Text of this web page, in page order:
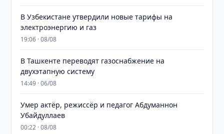
В Узбекистане утвердили новые тарифы на
электроэнергию и газ
19:06 · 08/08
В Ташкенте переводят газоснабжение на
двухэтапную систему
14:49 · 06/08
Умер актёр, режиссёр и педагог Абдуманнон
Убайдуллаев
00:22 · 08/08